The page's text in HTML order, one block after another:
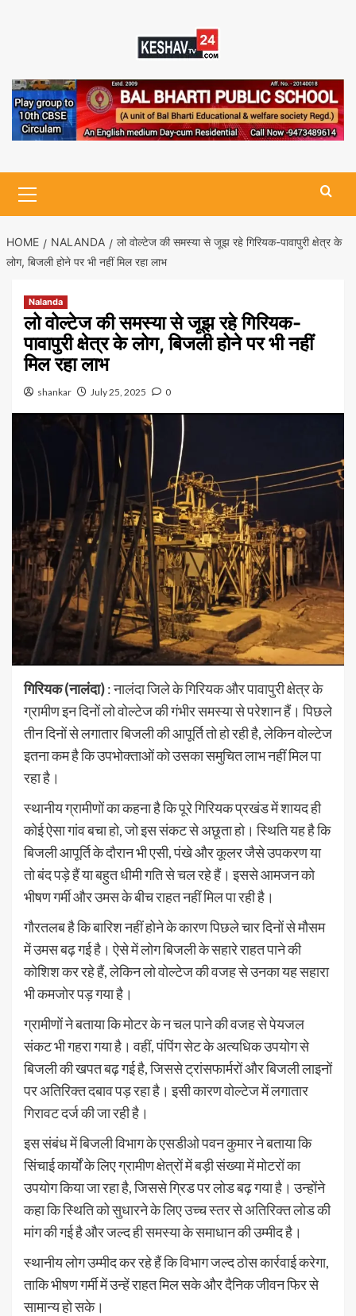
Menu
HOME NALANDA
लो वोल्टेज की समस्या से जूझ रहे गिरियक-पावापुरी क्षेत्र के
लोग, बिजली होने पर भी नहीं मिल रहा लाभ
Nalanda
लो वोल्टेज की समस्या से जूझ रहे गिरियक-
पावापुरी क्षेत्र के लोग, बिजली होने पर भी नहीं
मिल रहा लाभ
shankar July 25, 2025 0
गिरियक (नालंदा): नालंदा जिले के गिरियक और पावापुरी क्षेत्र के
ग्रामीण इन दिनों लो वोल्टेज की गंभीर समस्या से परेशान हैं। पिछले
तीन दिनों से लगातार बिजली की आपूर्ति तो हो रही है, लेकिन वोल्टेज
इतना कम है कि उपभोक्ताओं को उसका समुचित लाभ नहीं मिल पा
रहा है।
स्थानीय ग्रामीणों का कहना है कि पूरे गिरियक प्रखंड में शायद ही
कोई ऐसा गांव बचा हो, जो इस संकट से अछूता हो। स्थिति यह है कि
बिजली आपूर्ति के दौरान भी एसी, पंखे और कूलर जैसे उपकरण या
तो बंद पड़े हैं या बहुत धीमी गति से चल रहे हैं। इससे आमजन को
भीषण गर्मी और उमस के बीच राहत नहीं मिल पा रही है।
गौरतलब है कि बारिश नहीं होने के कारण पिछले चार दिनों से मौसम
में उमस बढ़ गई है। ऐसे में लोग बिजली के सहारे राहत पाने की
कोशिश कर रहे हैं, लेकिन लो वोल्टेज की वजह से उनका यह सहारा
भी कमजोर पड़ गया है।
ग्रामीणों ने बताया कि मोटर के न चल पाने की वजह से पेयजल
संकट भी गहरा गया है। वहीं, पंपिंग सेट के अत्यधिक उपयोग से
बिजली की खपत बढ़ गई है, जिससे ट्रांसफार्मरों और बिजली लाइनों
पर अतिरिक्त दबाव पड़ रहा है। इसी कारण वोल्टेज में लगातार
गिरावट दर्ज की जा रही है।
इस संबंध में बिजली विभाग के एसडीओ पवन कुमार ने बताया कि
सिंचाई कार्यों के लिए ग्रामीण क्षेत्रों में बड़ी संख्या में मोटरों का
उपयोग किया जा रहा है, जिससे ग्रिड पर लोड बढ़ गया है। उन्होंने
कहा कि स्थिति को सुधारने के लिए उच्च स्तर से अतिरिक्त लोड की
मांग की गई है और जल्द ही समस्या के समाधान की उम्मीद है।
स्थानीय लोग उम्मीद कर रहे हैं कि विभाग जल्द ठोस कार्रवाई करेगा,
ताकि भीषण गर्मी में उन्हें राहत मिल सके और दैनिक जीवन फिर से
सामान्य हो सके।